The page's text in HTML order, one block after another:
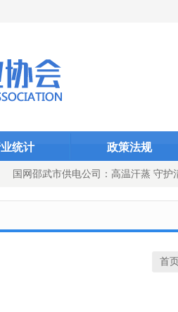
统计 政策法规
国网邵武市供电公司：高温汗蒸 守护
领供电可靠性提升
首页